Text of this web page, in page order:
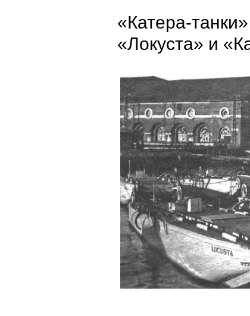
«Катера-
«Локуста» и